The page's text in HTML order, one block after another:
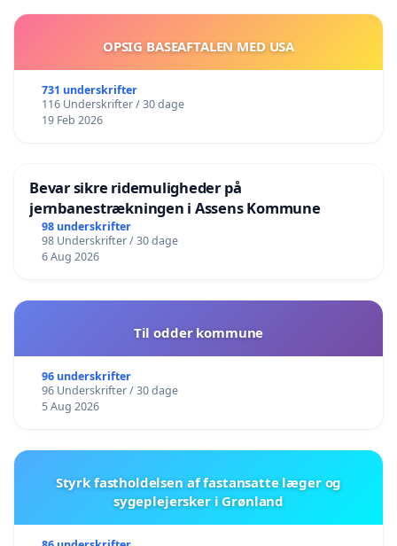
OPSIG BASEAFTALEN MED USA
731 underskrifter
116 Underskrifter / 30 dage
19 Feb 2026
Bevar sikre ridemuligheder på
jernbanestrækningen i Assens Kommune
98 underskrifter
98 Underskrifter / 30 dage
6 Aug 2026
Til odder kommune
96 underskrifter
96 Underskrifter / 30 dage
5 Aug 2026
Styrk fastholdelsen af fastansatte læger og
sygeplejersker i Grønland